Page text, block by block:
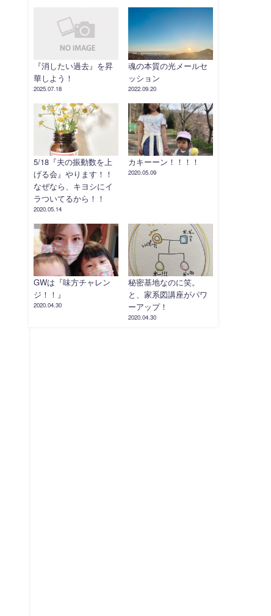
『消したい過去』を昇
華しよう！
2025.07.18
魂の本質の光メールセ
ッション
2022.09.20
5/18『夫の振動数を上
げる会』やります！！
なぜなら、キヨシにイ
ラついてるから！！
2020.05.14
カキーーン！！！！
2020.05.09
GWは『味方チャレン
ジ！！』
2020.04.30
秘密基地なのに笑。
と、家系図講座がパワ
ーアップ！
2020.04.30